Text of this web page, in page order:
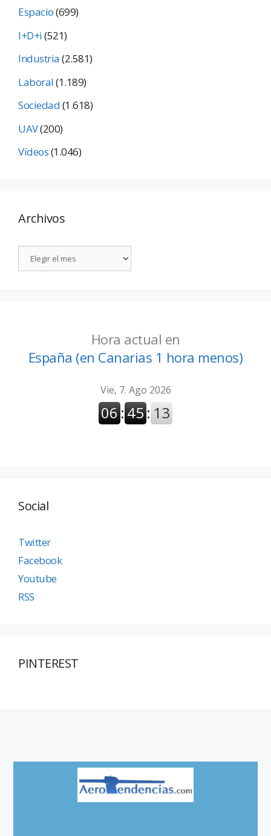
Espacio(699)
I+D+i(521)
Industria(2.581)
Laboral(1.189)
Sociedad(1.618)
UAV(200)
Vídeos(1.046)
Archivos
Hora actual en
España (en Canarias 1 hora menos)
Social
Twitter
Facebook
Youtube
RSS
PINTEREST